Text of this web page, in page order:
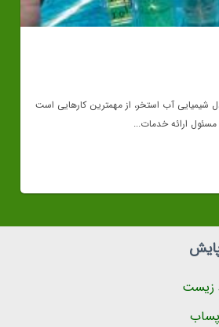
شیمیایی آب استخر، از مهمترین کارهایی است
ارائه خدمات...
زیست